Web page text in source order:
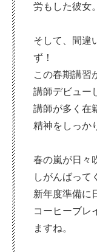
労もした彼女
そして、間違
ず！
この春期講習
講師デビュー
講師が多く在
精神をしっか
春の嵐が日々
しがんばって
新年度準備に
コーヒーブレ
ますね。